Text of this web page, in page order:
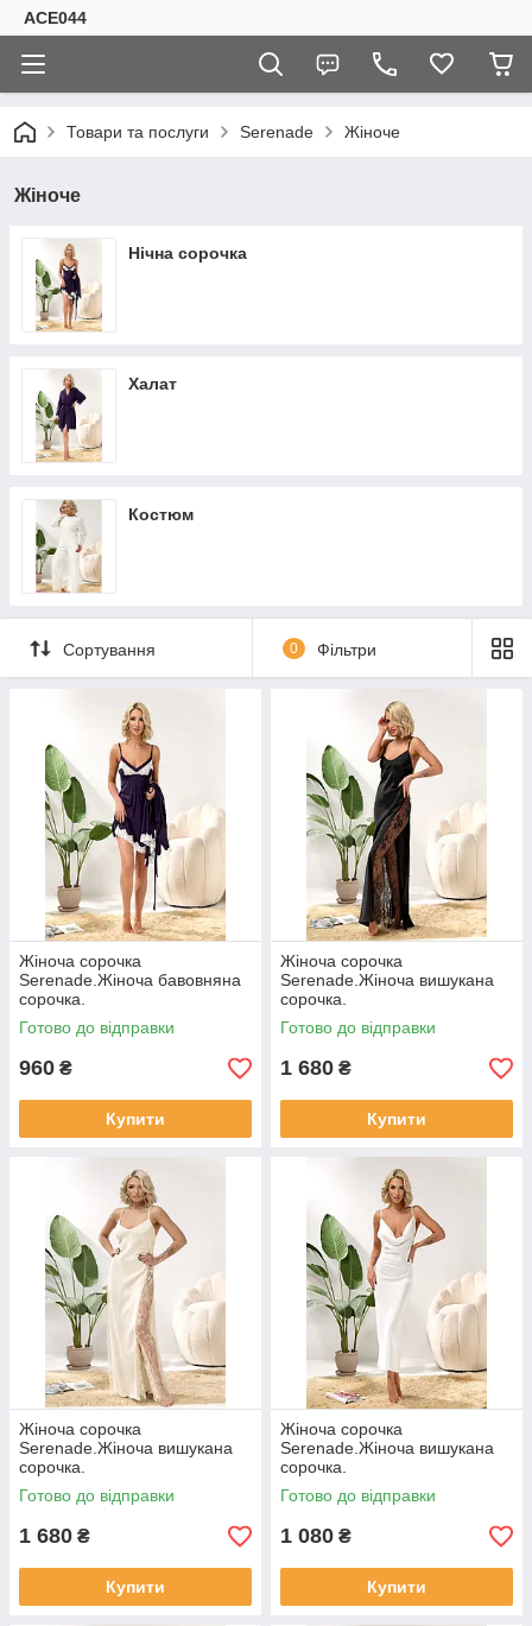
ACE044
Товари та послуги Serenade Жіноче
Жіноче
Нічна сорочка
Халат
Костюм
Сортування 0 Фільтри
Жіноча сорочка
Serenade.Жіноча бавовняна
сорочка.
Готово до відправки
960 ₴
Купити
Жіноча сорочка
Serenade.Жіноча вишукана
сорочка.
Готово до відправки
1 680 ₴
Купити
Жіноча сорочка
Serenade.Жіноча вишукана
сорочка.
Готово до відправки
1 680 ₴
Купити
Жіноча сорочка
Serenade.Жіноча вишукана
сорочка.
Готово до відправки
1 080 ₴
Купити